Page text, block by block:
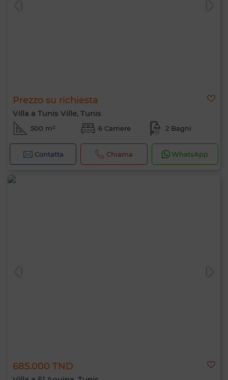
Prezzo su richiesta
Villa a Tunis Ville, Tunis
500 m² 6 Camere 2 Bagni
Contatta Chiama WhatsApp
685.000 TND